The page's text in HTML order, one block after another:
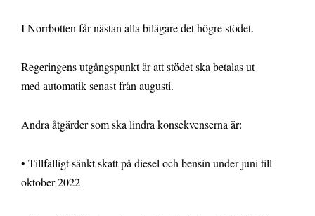
I Norrbotten får nästan alla bilägare det högre stödet.
Regeringens utgångspunkt är att stödet ska betalas ut
med automatik senast från augusti.
Andra åtgärder som ska lindra konsekvenserna är:
• Tillfälligt sänkt skatt på diesel och bensin under juni till
oktober 2022